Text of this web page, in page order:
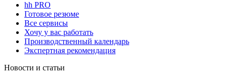
hh PRO
Готовое резюме
Все сервисы
Хочу у вас работать
Производственный календарь
Экспертная рекомендация
Новости и статьи